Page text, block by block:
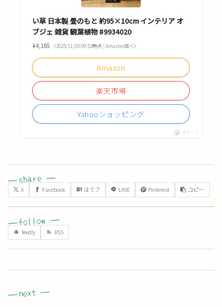
い草 日本製 畳のもと 約95×10cm インテリア オ
ブジェ 雑貨 観葉植物 #9934020
¥4,165 （2025/11/19 09:52時点 | Amazon調べ）
Amazon
楽天市場
Yahooショッピング
ポチップ
X Facebook はてブ LINE Pinterest コピー